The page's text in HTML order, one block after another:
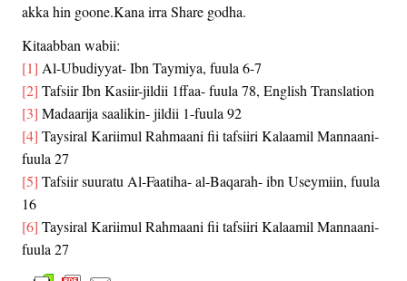
akka hin goone.Kana irra Share godha.
Kitaabban wabii:
[1] Al-Ubudiyyat- Ibn Taymiya, fuula 6-7
[2] Tafsiir Ibn Kasiir-jildii 1ffaa- fuula 78, English Translation
[3] Madaarija saalikin- jildii 1-fuula 92
[4] Taysiral Kariimul Rahmaani fii tafsiiri Kalaamil Mannaani-
fuula 27
[5] Tafsiir suuratu Al-Faatiha- al-Baqarah- ibn Useymiin, fuula
16
[6] Taysiral Kariimul Rahmaani fii tafsiiri Kalaamil Mannaani-
fuula 27